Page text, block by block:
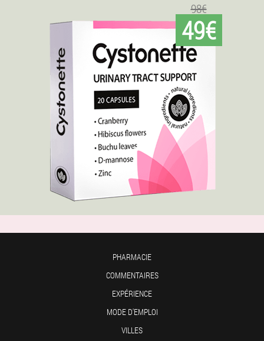
98€
49€
PHARMACIE
COMMENTAIRES
EXPÉRIENCE
MODE D'EMPLOI
VILLES